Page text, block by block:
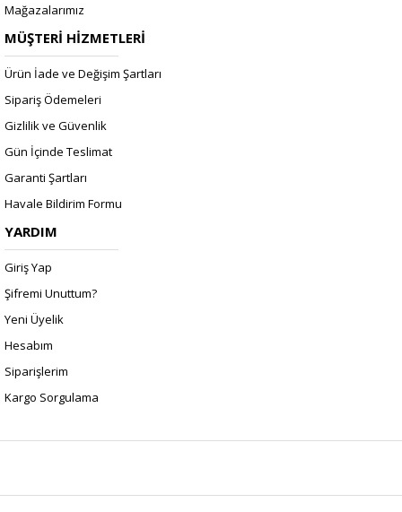
Mağazalarımız
MÜŞTERİ HİZMETLERİ
Ürün İade ve Değişim Şartları
Sipariş Ödemeleri
Gizlilik ve Güvenlik
Gün İçinde Teslimat
Garanti Şartları
Havale Bildirim Formu
YARDIM
Giriş Yap
Şifremi Unuttum?
Yeni Üyelik
Hesabım
Siparişlerim
Kargo Sorgulama